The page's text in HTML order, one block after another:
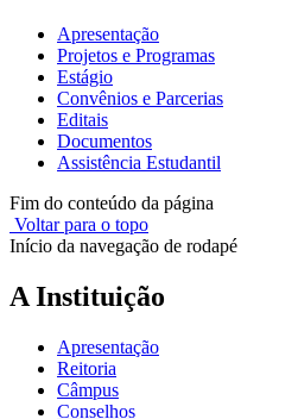
Apresentação
Projetos e Programas
Estágio
Convênios e Parcerias
Editais
Documentos
Assistência Estudantil
Fim do conteúdo da página
Voltar para o topo
Início da navegação de rodapé
A Instituição
Apresentação
Reitoria
Câmpus
Conselhos